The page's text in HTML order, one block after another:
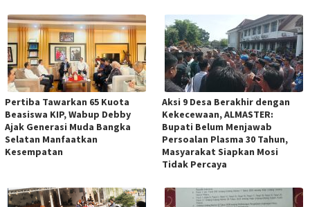
Pertiba Tawarkan 65 Kuota
Beasiswa KIP, Wabup Debby
Ajak Generasi Muda Bangka
Selatan Manfaatkan
Kesempatan
Aksi 9 Desa Berakhir dengan
Kekecewaan, ALMASTER:
Bupati Belum Menjawab
Persoalan Plasma 30 Tahun,
Masyarakat Siapkan Mosi
Tidak Percaya